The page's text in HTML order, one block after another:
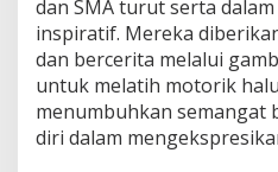
i
dan SMA turut serta
inspiratif. Mereka
dan bercerita melalui
untuk melatih motorik
menumbuhkan semangat
diri dalam